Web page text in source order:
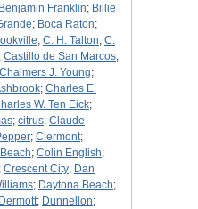
Benjamin Franklin; Billie
; Boca Raton;
; C. H. Talton; C.
; Castillo de San Marcos;
Chalmers J. Young;
; Charles E.
W. Ten Eick;
; citrus; Claude
; Clermont;
; Colin English;
; Crescent City; Dan
; Daytona Beach;
; Dunnellon;